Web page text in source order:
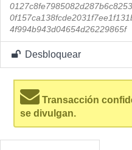
4f994b943d04654d26229865f
Desbloquear
Transacción
se divulgan.